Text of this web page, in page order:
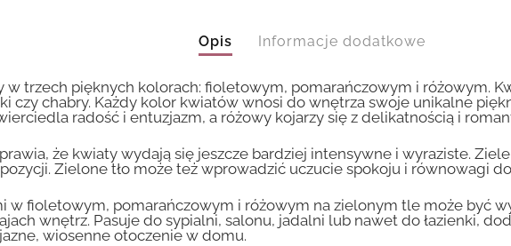
Opis Informacje dodatkowe
w trzech pięknych kolorach: fioletowym, pomarańczowym i różowym.
czy chabry. Każdy kolor kwiatów wnosi do wnętrza swoje unikalne
radość i entuzjazm, a różowy kojarzy się z delikatnością i
że kwiaty wydają się jeszcze bardziej intensywne i wyraziste.
Zielone tło może też wprowadzić uczucie spokoju i równowagi
w fioletowym, pomarańczowym i różowym na zielonym tle może być
wnętrz. Pasuje do sypialni, salonu, jadalni lub nawet do łazienki,
wiosenne otoczenie w domu.